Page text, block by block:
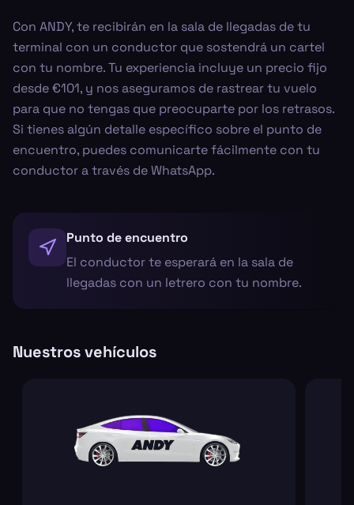
Con ANDY, te recibirán en la sala de llegadas de tu
terminal con un conductor que sostendrá un cartel
con tu nombre. Tu experiencia incluye un precio fijo
desde €101, y nos aseguramos de rastrear tu vuelo
para que no tengas que preocuparte por los retrasos.
Si tienes algún detalle específico sobre el punto de
encuentro, puedes comunicarte fácilmente con tu
conductor a través de WhatsApp.
Punto de encuentro
El conductor te esperará en la sala de
llegadas con un letrero con tu nombre.
Nuestros vehículos